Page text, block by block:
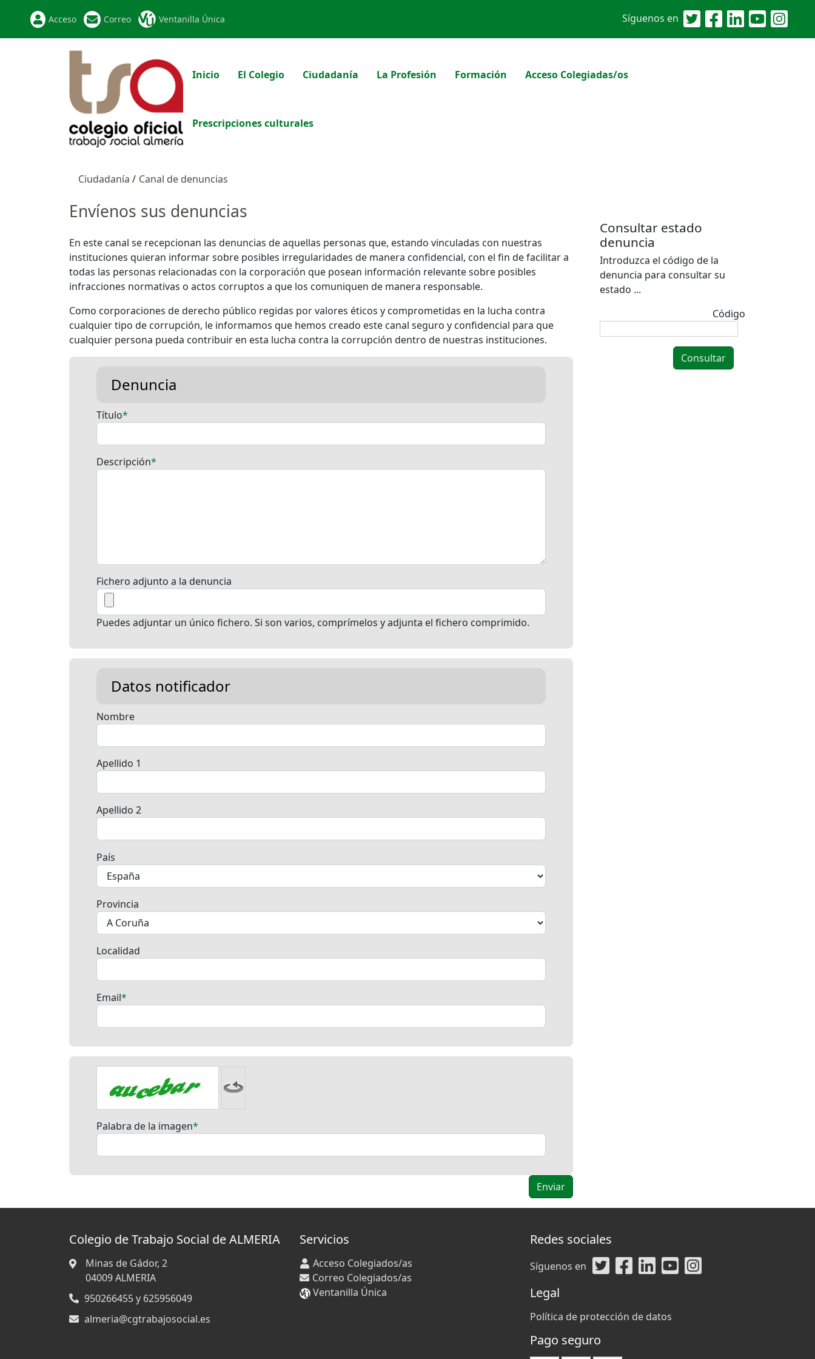
Acceso Correo Ventanilla Única Síguenos en
Inicio El Colegio Ciudadanía La Profesión Formación Acceso Colegiadas/os
Prescripciones culturales
Ciudadanía Canal de denuncias
Envíenos sus denuncias
En este canal se recepcionan las denuncias de aquellas personas que, estando vinculadas con nuestras
instituciones quieran informar sobre posibles irregularidades de manera confidencial, con el fin de facilitar a
todas las personas relacionadas con la corporación que posean información relevante sobre posibles
infracciones normativas o actos corruptos a que los comuniquen de manera responsable.
Como corporaciones de derecho público regidas por valores éticos y comprometidas en la lucha contra
cualquier tipo de corrupción, le informamos que hemos creado este canal seguro y confidencial para que
cualquier persona pueda contribuir en esta lucha contra la corrupción dentro de nuestras instituciones.
Denuncia
Título
Descripción
Fichero adjunto a la denuncia
Puedes adjuntar un único fichero. Si son varios, comprímelos y adjunta el fichero comprimido.
Datos notificador
Nombre
Apellido 1
Apellido 2
País
Provincia
Localidad
Email
Palabra de la imagen
Consultar estado
denuncia
Introduzca el código de la
denuncia para consultar su
estado ...
Código
Colegio de Trabajo Social de ALMERIA
Minas de Gádor, 2
04009ALMERIA
950266455 y 625956049
almeria@cgtrabajosocial.es
Servicios
Acceso Colegiados/as
Correo Colegiados/as
Ventanilla Única
Redes sociales
Síguenos en
Legal
Política de protección de datos
Pago seguro